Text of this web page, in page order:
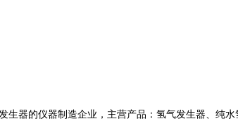
生器的仪器制造企业，主营产品：氢气发生器、纯